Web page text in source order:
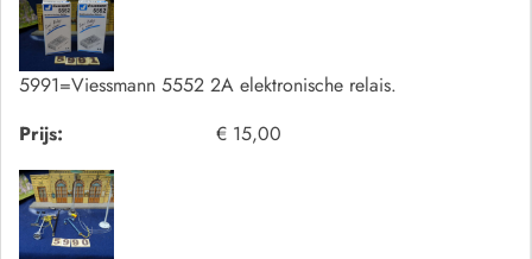
5991=Viessmann 5552 2A elektronische relais.
Prijs:
€ 15,00